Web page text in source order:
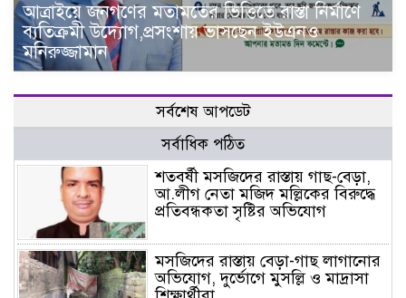
আত্রাইয়ে জনগণের মতামতের ভিত্তিতে রাস্তা নির্মাণে
ব্যতিক্রমী উদ্যোগ,প্রসংশায় ভাসছেন ইউএনও
মনিরুজ্জামান
সর্বশেষ আপডেট
সর্বাধিক পঠিত
শতবর্ষী মসজিদের রাস্তায় গাছ-বেড়া,
আ.লীগ নেতা মজিদ মল্লিকের বিরুদ্ধে
প্রতিবন্ধকতা সৃষ্টির অভিযোগ
মসজিদের রাস্তায় বেড়া-গাছ লাগানোর
অভিযোগ, দুর্ভোগে মুসল্লি ও মাদ্রাসা